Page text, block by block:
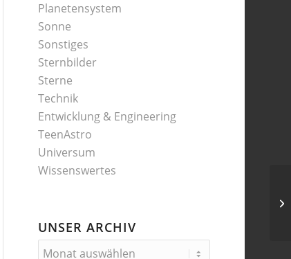
Planetensystem
Sonne
Sonstiges
Sternbilder
Sterne
Technik
Entwicklung & Engineering
TeenAstro
Universum
Wissenswertes
UNSER ARCHIV